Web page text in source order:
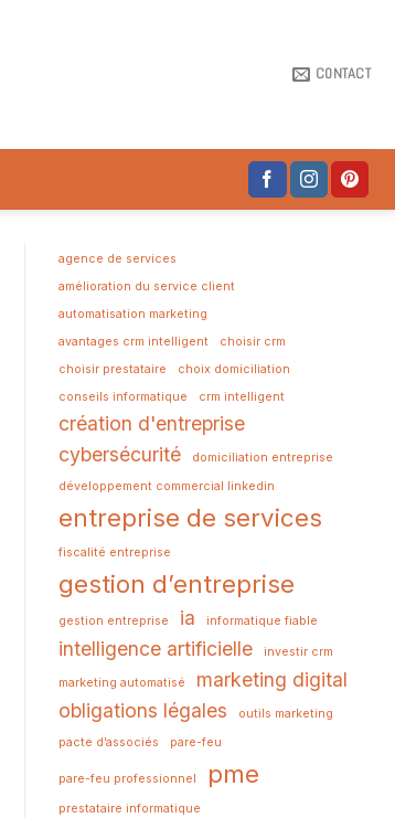
CONTACT
agence de services
amélioration du service client
automatisation marketing
avantages crm intelligent
choisir crm
choisir prestataire
choix domiciliation
conseils informatique
crm intelligent
création d'entreprise
cybersécurité
domiciliation entreprise
développement commercial linkedin
entreprise de services
fiscalité entreprise
gestion d’entreprise
gestion entreprise ia informatique fiable
intelligence artificielle investir crm
marketing automatisé
marketing digital
obligations légales
outils marketing
pacte d’associés
pare-feu
pare-feu professionnel pme
prestataire informatique